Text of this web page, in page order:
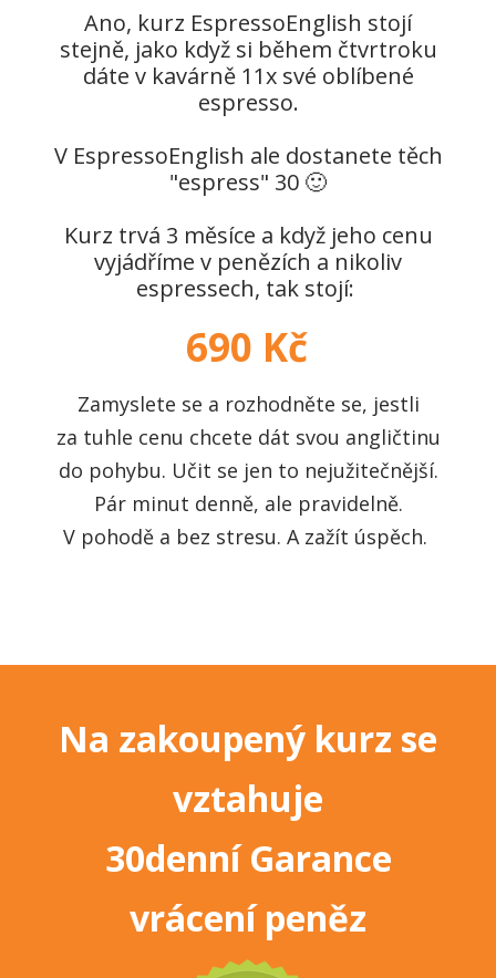
Ano, kurz EspressoEnglish stojí
stejně, jako když si během čtvrtroku
dáte v kavárně 11x své oblíbené
espresso.
V EspressoEnglish ale dostanete těch
"espress" 30 🙂
Kurz trvá 3 měsíce a když jeho cenu
vyjádříme v penězích a nikoliv
espressech, tak stojí:
690 Kč
Zamyslete se a rozhodněte se, jestli
za tuhle cenu chcete dát svou angličtinu
do pohybu. Učit se jen to nejužitečnější.
Pár minut denně, ale pravidelně.
V pohodě a bez stresu. A zažít úspěch.
Na zakoupený kurz se
vztahuje
30denní Garance
vrácení peněz